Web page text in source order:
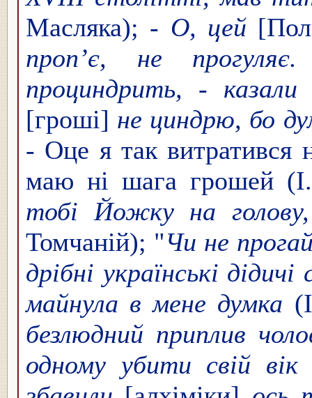
Масляка); - О, цей
проп’є, не
проциндрить, -
[гроші] не циндрю, бо
- Оце я так
маю ні шага грошей
тобі Йожку на
Томчаній); "Чи не
дрібні українські
майнула в мене думка
безлюдний приплив
одному убити свій вік